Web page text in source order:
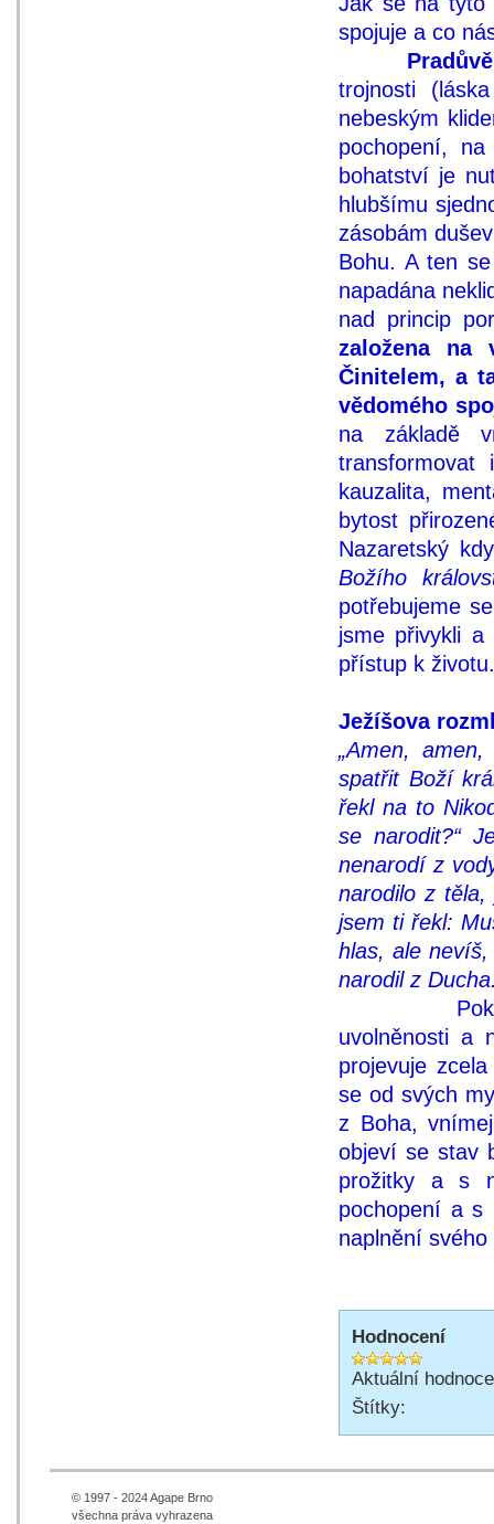
spojuje a co
trojnosti
nebeským
pochopení,
bohatství je
hlubšímu
zásobám
Bohu. A ten
napadána
nad princip
založena na
Činitelem, a
vědomého
na základě
kauzalita,
bytost
Nazaretský
Božího
potřebujeme
jsme přivykli
přístup k životu.
Ježíšova
„Amen,
spatřit Boží
řekl na to
se narodit?“
nenarodí z
narodilo z
jsem ti řekl:
hlas, ale
narodil z
Pokud
uvolněnosti a
projevuje
se od svých
z Boha,
objeví se stav
prožitky a s
pochopení a s
naplnění
Hodnocení
Aktuální
Štítky:
© 1997 - 2024 Agape Brno
všechna práva vyhrazena